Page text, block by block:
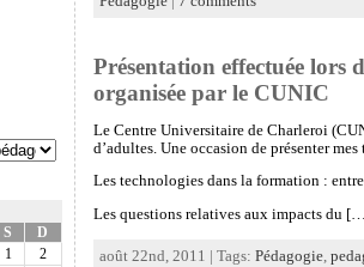
S D
1
2
Présentation effectuée lors
organisée par le CUNIC
Le Centre Universitaire de Charleroi
d’adultes. Une occasion de présenter
Les technologies dans la formation :
Les questions relatives aux impacts du
août 22nd, 2011 | Tags: Pédagogie,